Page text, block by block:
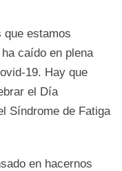
que estamos
caído en plena
19. Hay que
el Día
Síndrome de Fatiga
en hacernos